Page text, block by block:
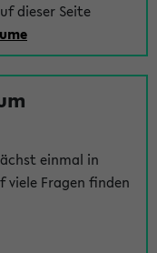
dieser Seite
einmal in
viele Fragen finden